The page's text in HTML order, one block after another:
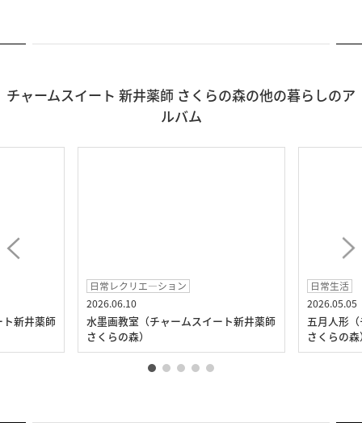
チャームスイート 新井薬師 さくらの森の他の暮らしのア
ルバム
新井薬師
日常レクリエ―ション
2026.06.10
水墨画教室（チャームスイート新井薬師
さくらの森）
日常生活
2026.05.05
五月人形
さくらの